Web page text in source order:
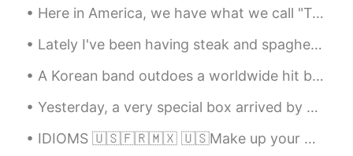
forgot to add the reference.😥
Happyday_Wildgorilla 2020.10.11 09:11
KR JP
알리아 님이 부르신 아리랑이에요? 정말요?
정말 잘 부르시네요! 아름다워요! 😍👏👏👏
👏👏 예전이지만 저도 불렀던게 있지 싶은
데.. ㅎㅎ
Here in America, we have what we call "Taco Tuesday 🌮". But today I am making it Taco Friday! At ...
Lately I've been having steak and spaghetti every night for dinner and I probably won't be gettin...
A Korean band outdoes a worldwide hit by very far 😍🎶! to outdo: To do something much better than...
Yesterday, a very special box arrived by post 🖤❤🤍💙. My family gathered to open it. A friend and...
IDIOMS 🇺🇸🇫🇷🇲🇽 🇺🇸Make up your mind. 🇫🇷Décide(-toi). / Il faut que tu (te) décides. 🇲🇽Decídete. 🇺...